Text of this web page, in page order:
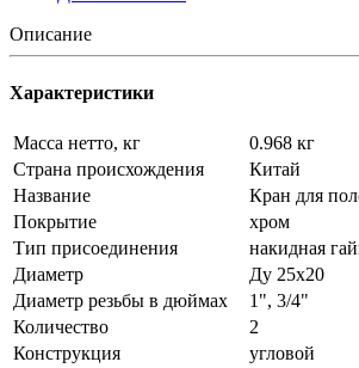
Описание
Характеристики
Масса нетто, кг
0.968 кг
Страна происхождения
Китай
Название
Кран для
Покрытие
хром
Тип присоединения
накидная
Диаметр
Ду 25х20
Диаметр резьбы в дюймах
1", 3/4"
Количество
2
Конструкция
угловой